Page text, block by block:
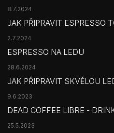
8.7.2024
JAK PŘIPRAVIT ESPRESSO
2.7.2024
ESPRESSO NA LEDU
28.6.2024
JAK PŘIPRAVIT SKVĚLOU
9.6.2023
DEAD COFFEE LIBRE -
25.5.2023